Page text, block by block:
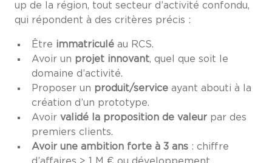
up de la région, tout secteur d’activité confondu,
qui répondent à des critères précis :
Être immatriculé au RCS.
Avoir un projet innovant, quel que soit le
domaine d’activité.
Proposer un produit/service ayant abouti à la
création d’un prototype.
Avoir validé la proposition de valeur par des
premiers clients.
Avoir une ambition forte à 3 ans : chiffre